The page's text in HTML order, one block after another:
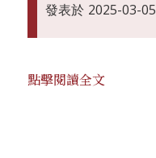
發表於 2025-03-05
點擊閱讀全文